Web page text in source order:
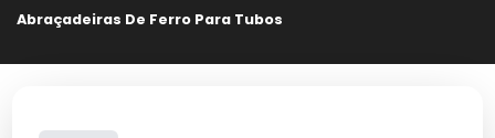
Abraçadeiras De Ferro Para Tubos